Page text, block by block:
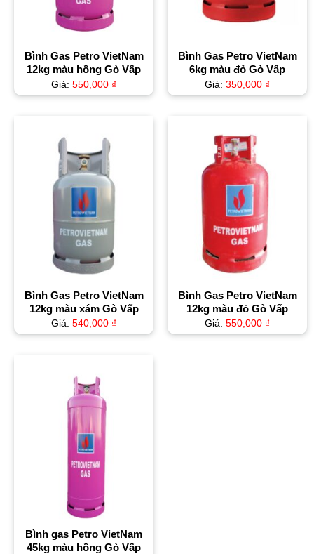
Bình Gas Petro VietNam
12kg màu hồng Gò Vấp
Giá: 550,000 ₫
Bình Gas Petro VietNam
6kg màu đỏ Gò Vấp
Giá: 350,000 ₫
Bình Gas Petro VietNam
12kg màu xám Gò Vấp
Giá: 540,000 ₫
Bình Gas Petro VietNam
12kg màu đỏ Gò Vấp
Giá: 550,000 ₫
Bình gas Petro VietNam
45kg màu hồng Gò Vấp